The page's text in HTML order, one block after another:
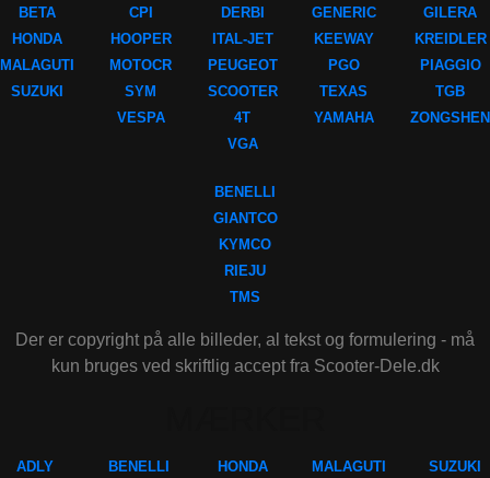
BETA
HONDA
MALAGUTI
SUZUKI
CPI
HOOPER
MOTOCR
SYM
VESPA
DERBI
ITAL-JET
PEUGEOT
SCOOTER
4T
VGA
GENERIC
KEEWAY
PGO
TEXAS
YAMAHA
GILERA
KREIDLER
PIAGGIO
TGB
ZONGSHEN
BENELLI
GIANTCO
KYMCO
RIEJU
TMS
Der er copyright på alle billeder, al tekst og formulering - må
kun bruges ved skriftlig accept fra Scooter-Dele.dk
ADLY
BENELLI
HONDA
MALAGUTI
SUZUKI